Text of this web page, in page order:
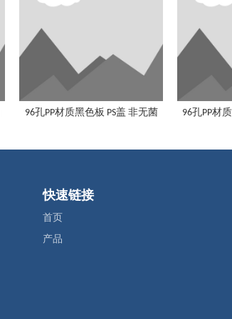
96孔PP材质黑色板 PS盖 非无菌 96孔PP材
快速链接
首页
产品